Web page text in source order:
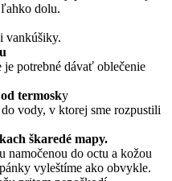
ľahko dolu.
vankúšiky.
je potrebné dávať oblečenie
termosky
vody, v ktorej sme rozpustili
škaredé mapy.
namočenou do octu a kožou
vyleštíme ako obvykle.